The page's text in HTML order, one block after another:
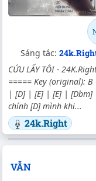
Sáng tác:
CỨU LẤY TÔI -
===== Key (original):
| [D] | [E] | [E] |
chính [D] mình khi...
24k.Right
VẪN